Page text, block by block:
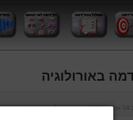
באורולוגיה
04 אוגוסט 2013 נכתב על ידידר' גרג'י יונתן